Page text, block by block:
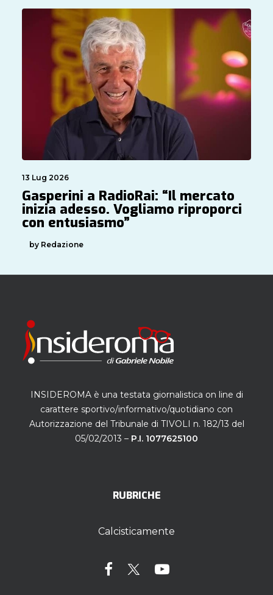
13 Lug 2026
Gasperini a RadioRai: “Il mercato
inizia adesso. Vogliamo riproporci
con entusiasmo”
by Redazione
INSIDEROMA è una testata giornalistica on line di
carattere sportivo/informativo/quotidiano con
Autorizzazione del Tribunale di TIVOLI n. 182/13 del
05/02/2013 – P.I. 1077625100
RUBRICHE
Calcisticamente